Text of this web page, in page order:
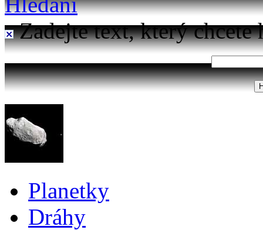
Zadejte text, který chcete
Planetky
Dráhy